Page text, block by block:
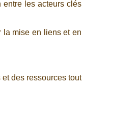
entre les acteurs clés
la mise en liens et en
des ressources tout